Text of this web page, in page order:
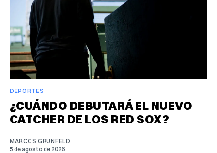
DEPORTES
¿CUÁNDO DEBUTARÁ EL NUEVO
CATCHER DE LOS RED SOX?
MARCOS GRUNFELD
5 de agosto de 2026